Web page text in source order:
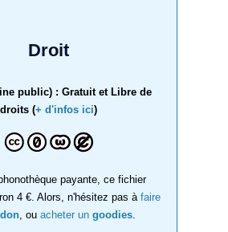
Droit
public) : Gratuit et Libre de
droits (+ d'infos ici)
payante, ce fichier
4 €. Alors, n'hésitez pas à faire
, ou acheter un goodies